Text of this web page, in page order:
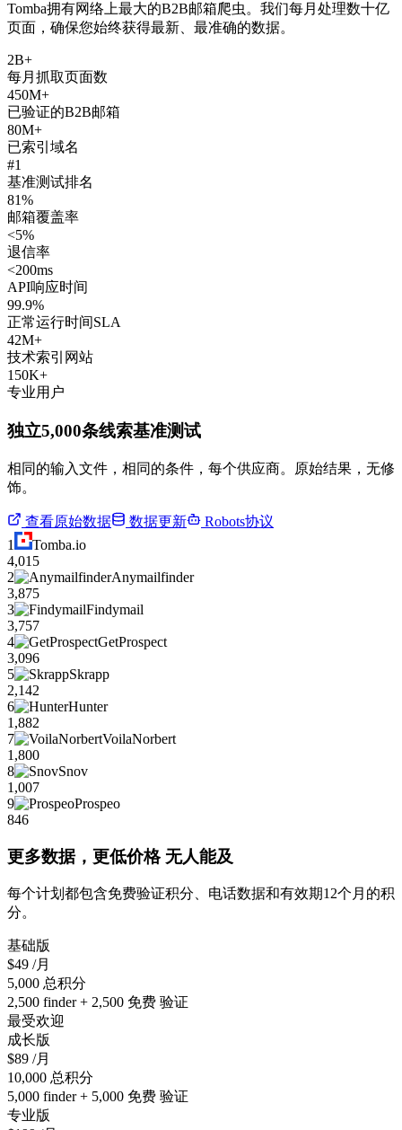
Tomba拥有网络上最大的B2B邮箱爬虫。我们每月处理数十亿
页面，确保您始终获得最新、最准确的数据。
2B+
每月抓取页面数
450M+
已验证的B2B邮箱
80M+
已索引域名
#1
基准测试排名
81%
邮箱覆盖率
<5%
退信率
<200ms
API响应时间
99.9%
正常运行时间SLA
42M+
技术索引网站
150K+
专业用户
独立5,000条线索基准测试
相同的输入文件，相同的条件，每个供应商。原始结果，无修
饰。
查看原始数据 数据更新
Robots协议
1
Tomba.io
4,015
2
Anymailfinder
3,875
3
Findymail
3,757
4
GetProspect
3,096
5
Skrapp
2,142
6
Hunter
1,882
7
VoilaNorbert
1,800
8
Snov
1,007
9
Prospeo
846
更多数据，更低价格 无人能及
每个计划都包含免费验证积分、电话数据和有效期12个月的积
分。
基础版
$49 /月
5,000 总积分
2,500 finder + 2,500 免费 验证
最受欢迎
成长版
$89 /月
10,000 总积分
5,000 finder + 5,000 免费 验证
专业版